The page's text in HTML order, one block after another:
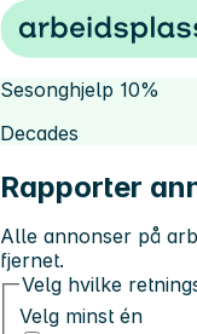
Hopp til innhold
Sesonghjelp 10%
Decades
Rapporter
Alle annonser på
fjernet.
Velg hvilke
Velg minst én